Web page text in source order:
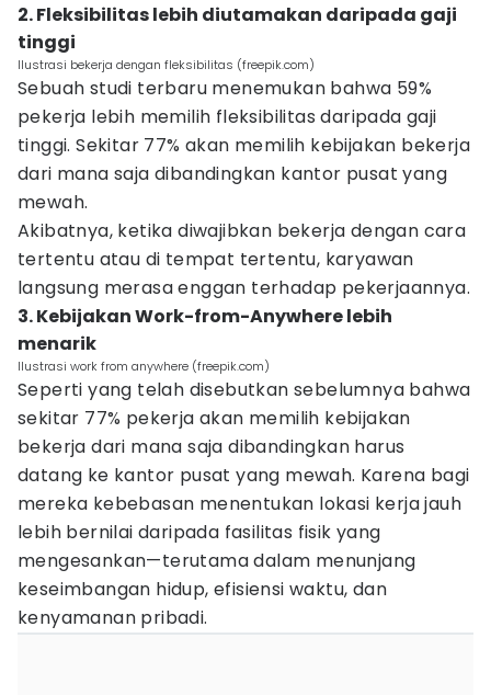
2. Fleksibilitas lebih diutamakan daripada gaji
tinggi
Ilustrasi bekerja dengan fleksibilitas (freepik.com)
Sebuah studi terbaru menemukan bahwa 59%
pekerja lebih memilih fleksibilitas daripada gaji
tinggi. Sekitar 77% akan memilih kebijakan bekerja
dari mana saja dibandingkan kantor pusat yang
mewah.
Akibatnya, ketika diwajibkan bekerja dengan cara
tertentu atau di tempat tertentu, karyawan
langsung merasa enggan terhadap pekerjaannya.
3. Kebijakan Work-from-Anywhere lebih
menarik
Ilustrasi work from anywhere (freepik.com)
Seperti yang telah disebutkan sebelumnya bahwa
sekitar 77% pekerja akan memilih kebijakan
bekerja dari mana saja dibandingkan harus
datang ke kantor pusat yang mewah. Karena bagi
mereka kebebasan menentukan lokasi kerja jauh
lebih bernilai daripada fasilitas fisik yang
mengesankan—terutama dalam menunjang
keseimbangan hidup, efisiensi waktu, dan
kenyamanan pribadi.